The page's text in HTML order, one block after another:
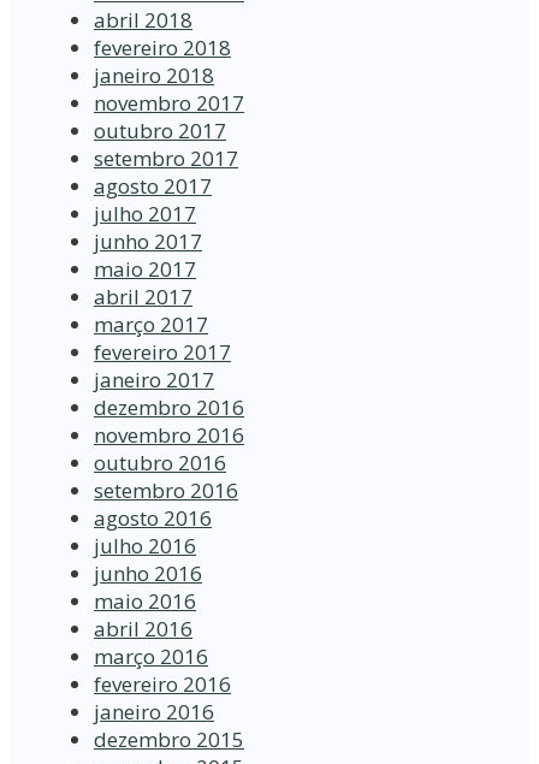
abril 2018
fevereiro 2018
janeiro 2018
novembro 2017
outubro 2017
setembro 2017
agosto 2017
julho 2017
junho 2017
maio 2017
abril 2017
março 2017
fevereiro 2017
janeiro 2017
dezembro 2016
novembro 2016
outubro 2016
setembro 2016
agosto 2016
julho 2016
junho 2016
maio 2016
abril 2016
março 2016
fevereiro 2016
janeiro 2016
dezembro 2015